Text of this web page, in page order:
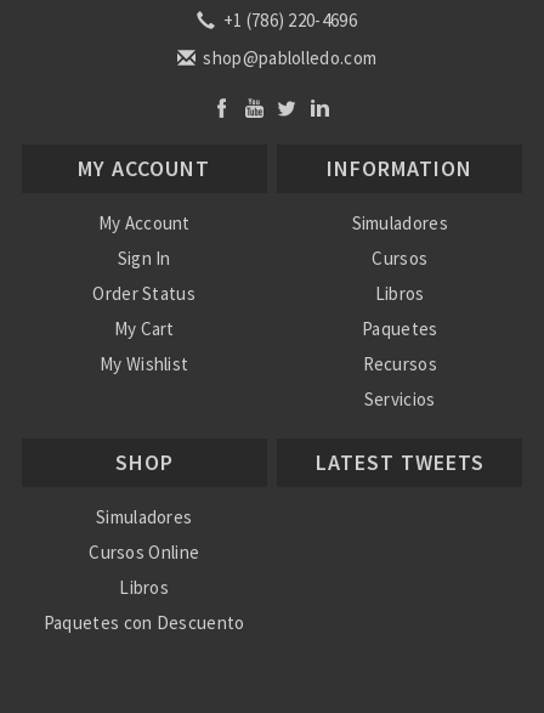
+1 (786) 220-4696
shop@pablolledo.com
MY ACCOUNT
My Account
Sign In
Order Status
My Cart
My Wishlist
INFORMATION
Simuladores
Cursos
Libros
Paquetes
Recursos
Servicios
Ayuda
SHOP
Simuladores
Cursos Online
Libros
Paquetes con Descuento
LATEST TWEETS